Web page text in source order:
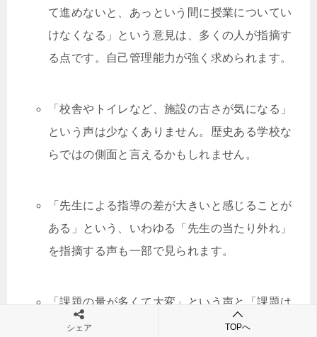
て進めないと、あっという間に授業についてい
けなくなる」という意見は、多くの人が指摘す
る点です。自己管理能力が強く求められます。
「校舎やトイレなど、施設の古さが気になる」
という声は少なくありません。歴史ある学校な
らではの側面と言えるかもしれません。
「先生による指導の差が大きいと感じることが
ある」という、いわゆる「先生の当たり外れ」
を指摘する声も一部で見られます。
「課題の量が多くて大変」という声と「課題は
少ない」という声が混在しており、これは前述
シェア TOPへ